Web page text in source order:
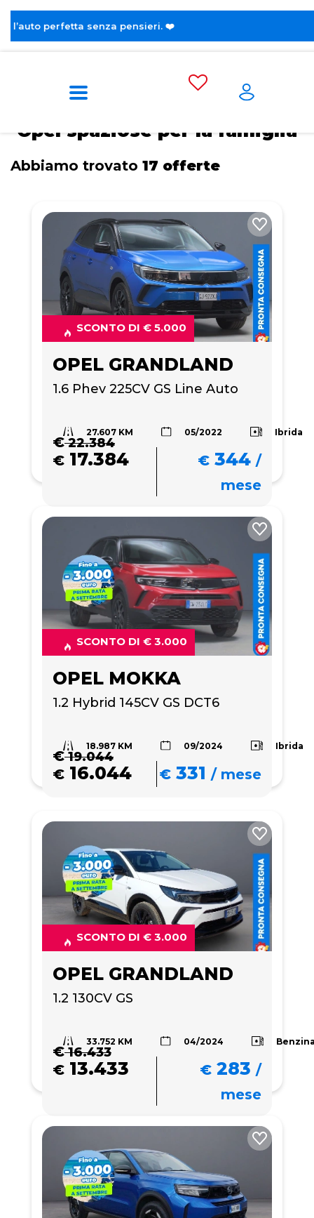
pensieri. ❤️
Tags Spaziose per la famiglia
Opel spaziose per la famiglia
Abbiamo trovato 17 offerte
SCONTO DI € 5.000
OPEL GRANDLAND
1.6 Phev 225CV GS Line Auto
27.607 KM 05/2022 Ibrida
€22.384
€ 17.384 € 344 /
mese
SCONTO DI € 3.000
OPEL MOKKA
1.2 Hybrid 145CV GS DCT6
18.987 KM 09/2024 Ibrida
€19.044
€ 16.044 € 331 /mese
SCONTO DI € 3.000
OPEL GRANDLAND
1.2 130CV GS
33.752 KM 04/2024
€16.433
€ 13.433 € 283 /
mese